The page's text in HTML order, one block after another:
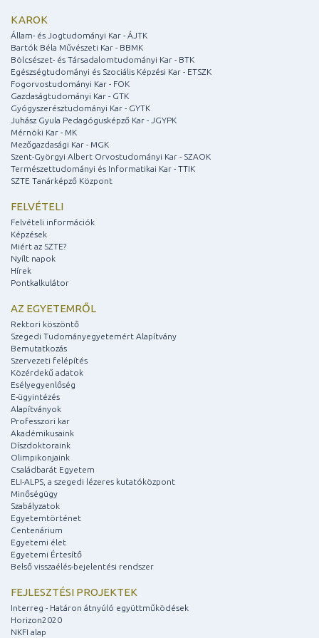
KAROK
Állam- és Jogtudományi Kar - ÁJTK
Bartók Béla Művészeti Kar - BBMK
Bölcsészet- és Társadalomtudományi Kar - BTK
Egészségtudományi és Szociális Képzési Kar - ETSZK
Fogorvostudományi Kar - FOK
Gazdaságtudományi Kar - GTK
Gyógyszerésztudományi Kar - GYTK
Juhász Gyula Pedagógusképző Kar - JGYPK
Mérnöki Kar - MK
Mezőgazdasági Kar - MGK
Szent-Györgyi Albert Orvostudományi Kar - SZAOK
Természettudományi és Informatikai Kar - TTIK
SZTE Tanárképző Központ
FELVÉTELI
Felvételi információk
Képzések
Miért az SZTE?
Nyílt napok
Hírek
Pontkalkulátor
AZ EGYETEMRŐL
Rektori köszöntő
Szegedi Tudományegyetemért Alapítvány
Bemutatkozás
Szervezeti felépítés
Közérdekű adatok
Esélyegyenlőség
E-ügyintézés
Alapítványok
Professzori kar
Akadémikusaink
Díszdoktoraink
Olimpikonjaink
Családbarát Egyetem
ELI-ALPS, a szegedi lézeres kutatóközpont
Minőségügy
Szabályzatok
Egyetemtörténet
Centenárium
Egyetemi élet
Egyetemi Értesítő
Belső visszaélés-bejelentési rendszer
FEJLESZTÉSI PROJEKTEK
Interreg - Határon átnyúló együttműködések
Horizon2020
NKFI alap